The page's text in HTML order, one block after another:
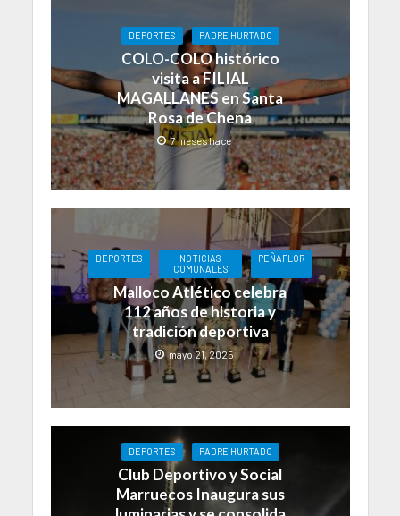
DEPORTES PADRE HURTADO
COLO-COLO histórico
visita a FILIAL
MAGALLANES en Santa
Rosa de Chena
7 meses hace
DEPORTES
NOTICIAS
COMUNALES
PEÑAFLOR
Malloco Atlético celebra
112 años de historia y
tradición deportiva
mayo 21, 2025
DEPORTES PADRE HURTADO
Club Deportivo y Social
Marruecos Inaugura sus